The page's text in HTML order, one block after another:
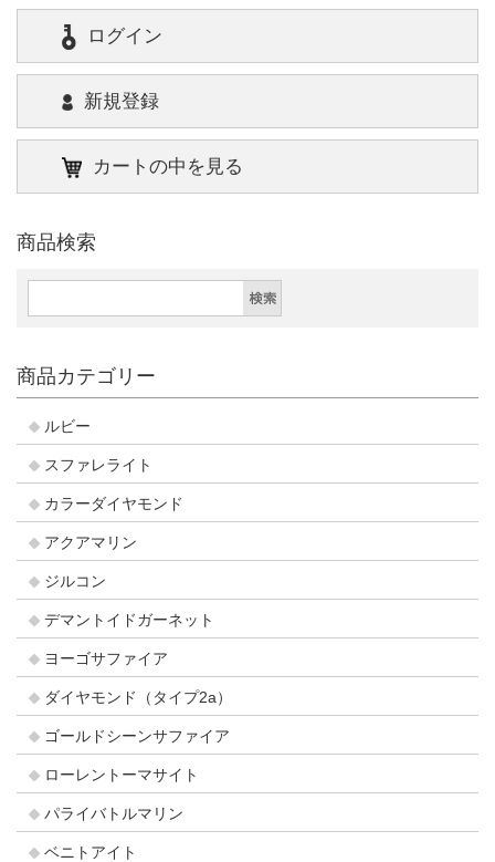
ログイン
新規登録
カートの中を見る
商品検索
商品カテゴリー
ルビー
スファレライト
カラーダイヤモンド
アクアマリン
ジルコン
デマントイドガーネット
ヨーゴサファイア
ダイヤモンド（タイプ2a）
ゴールドシーンサファイア
ローレントーマサイト
パライバトルマリン
ベニトアイト